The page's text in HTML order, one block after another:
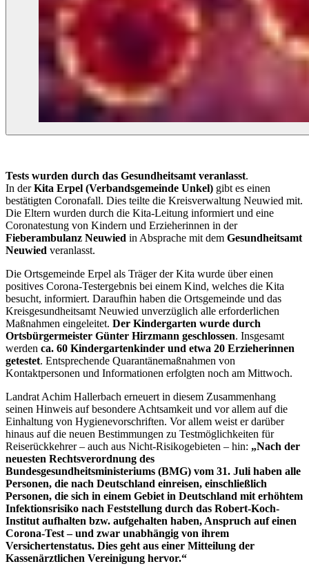
Tests wurden durch das Gesundheitsamt veranlasst.
In derKita Erpel (Verbandsgemeinde Unkel) gibt es einen
bestätigten Coronafall. Dies teilte die Kreisverwaltung Neuwied mit.
Die Eltern wurden durch die Kita-Leitung informiert und eine
Coronatestung von Kindern und Erzieherinnen in der
Fieberambulanz Neuwied in Absprache mit dem Gesundheitsamt
Neuwied veranlasst.
Die Ortsgemeinde Erpel als Träger der Kita wurde über einen
positives Corona-Testergebnis bei einem Kind, welches die Kita
besucht, informiert. Daraufhin haben die Ortsgemeinde und das
Kreisgesundheitsamt Neuwied unverzüglich alle erforderlichen
Maßnahmen eingeleitet. Der Kindergarten wurde durch
Ortsbürgermeister Günter Hirzmann geschlossen. Insgesamt
werden ca. 60 Kindergartenkinder und etwa 20 Erzieherinnen
getestet. Entsprechende Quarantänemaßnahmen von
Kontaktpersonen und Informationen erfolgten noch am Mittwoch.
Landrat Achim Hallerbach erneuert in diesem Zusammenhang
seinen Hinweis auf besondere Achtsamkeit und vor allem auf die
Einhaltung von Hygienevorschriften. Vor allem weist er darüber
hinaus auf die neuen Bestimmungen zu Testmöglichkeiten für
Reiserückkehrer – auch aus Nicht-Risikogebieten – hin: „Nach der
neuesten Rechtsverordnung des
Bundesgesundheitsministeriums (BMG) vom 31. Juli haben alle
Personen, die nach Deutschland einreisen, einschließlich
Personen, die sich in einem Gebiet in Deutschland mit erhöhtem
Infektionsrisiko nach Feststellung durch das Robert-Koch-
Institut aufhalten bzw. aufgehalten haben, Anspruch auf einen
Corona-Test – und zwar unabhängig von ihrem
Versichertenstatus. Dies geht aus einer Mitteilung der
Kassenärztlichen Vereinigung hervor.“